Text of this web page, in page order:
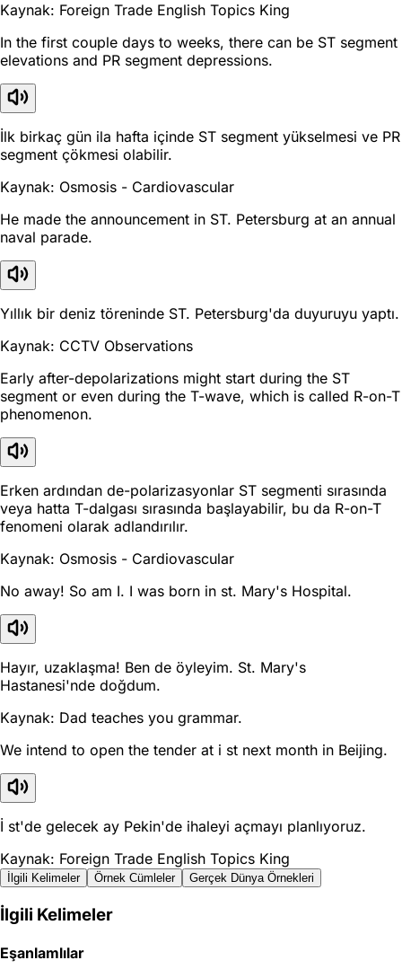
Kaynak: Foreign Trade English Topics King
In the first couple days to weeks, there can be ST segment
elevations and PR segment depressions.
İlk birkaç gün ila hafta içinde ST segment yükselmesi ve PR
segment çökmesi olabilir.
Kaynak: Osmosis - Cardiovascular
He made the announcement in ST. Petersburg at an annual
naval parade.
Yıllık bir deniz töreninde ST. Petersburg'da duyuruyu yaptı.
Kaynak: CCTV Observations
Early after-depolarizations might start during the ST
segment or even during the T-wave, which is called R-on-T
phenomenon.
Erken ardından de-polarizasyonlar ST segmenti sırasında
veya hatta T-dalgası sırasında başlayabilir, bu da R-on-T
fenomeni olarak adlandırılır.
Kaynak: Osmosis - Cardiovascular
No away! So am I. I was born in st. Mary's Hospital.
Hayır, uzaklaşma! Ben de öyleyim. St. Mary's
Hastanesi'nde doğdum.
Kaynak: Dad teaches you grammar.
We intend to open the tender at i st next month in Beijing.
İ st'de gelecek ay Pekin'de ihaleyi açmayı planlıyoruz.
Kaynak: Foreign Trade English Topics King
İlgili Kelimeler Örnek Cümleler Gerçek Dünya Örnekleri
İlgili Kelimeler
Eşanlamlılar